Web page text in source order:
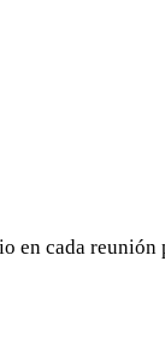
en cada